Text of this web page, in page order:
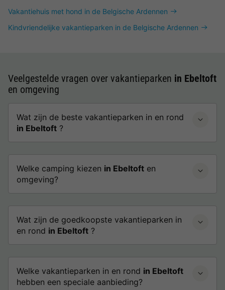
Vakantiehuis met hond in de Belgische Ardennen
Kindvriendelijke vakantieparken in de Belgische Ardennen
Veelgestelde vragen over vakantieparken in Ebeltoft
en omgeving
Wat zijn de beste vakantieparken in en rond
in Ebeltoft ?
Welke camping kiezen in Ebeltoft en
omgeving?
Wat zijn de goedkoopste vakantieparken in
en rond in Ebeltoft ?
Welke vakantieparken in en rond in Ebeltoft
hebben een speciale aanbieding?